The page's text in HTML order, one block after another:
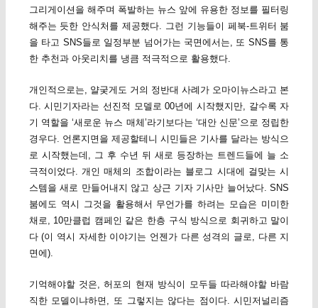
그리게이션을 해주며 폭발하는 뉴스 앞에 유용한 정보를 필터링
해주는 듯한 안식처를 제공했다. 그런 기능들이 페북-트위터 붐
을 타고 SNS들로 일정부분 넘어가는 국면에서는, 또 SNS를 통
한 추천과 아웃리치를 냉큼 적극적으로 활용했다.
개인적으로는, 얄궂게도 거의 정반대 사례가 오마이뉴스라고 본
다. 시민기자라는 선진적 모델로 00년에 시작했지만, 갈수록 자
기 역할을 ‘새로운 뉴스 매체’라기보다는 ‘대안 신문’으로 정립한
경우다. 언론지면을 제공할테니 시민들은 기사를 달라는 방식으
로 시작했는데, 그 후 수년 뒤 새로 등장하는 트렌드들에 늘 소
극적이었다. 개인 매체의 조합이라는 블로그 시대에 걸맞는 시
스템을 새로 만들어내지 않고 상근 기자 기사만 늘어났다. SNS
붐에도 역시 그것을 활용해서 무언가를 하려는 모습은 미미한
채로, 10만클럽 캠페인 같은 한층 구식 방식으로 회귀하고 말이
다 (이 역시 자세한 이야기는 언젠가 다른 성격의 글로, 다른 지
면에).
기억해야할 것은, 허포의 현재 방식이 모두들 따라해야할 바람
직한 모델이냐하면, 또 그렇지는 않다는 점이다. 시민저널리즘